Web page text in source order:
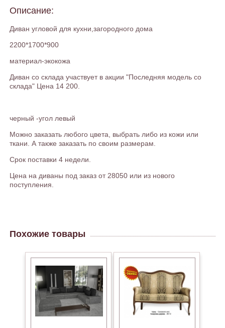
Описание:
Диван угловой для кухни,загородного дома
2200*1700*900
материал-экокожа
Диван со склада участвует в акции "Последняя модель со
склада" Цена 14 200.
черный -угол левый
Можно заказать любого цвета, выбрать либо из кожи или
ткани. А также заказать по своим размерам.
Срок поставки 4 недели.
Цена на диваны под заказ от 28050 или из нового
поступления.
Похожие товары